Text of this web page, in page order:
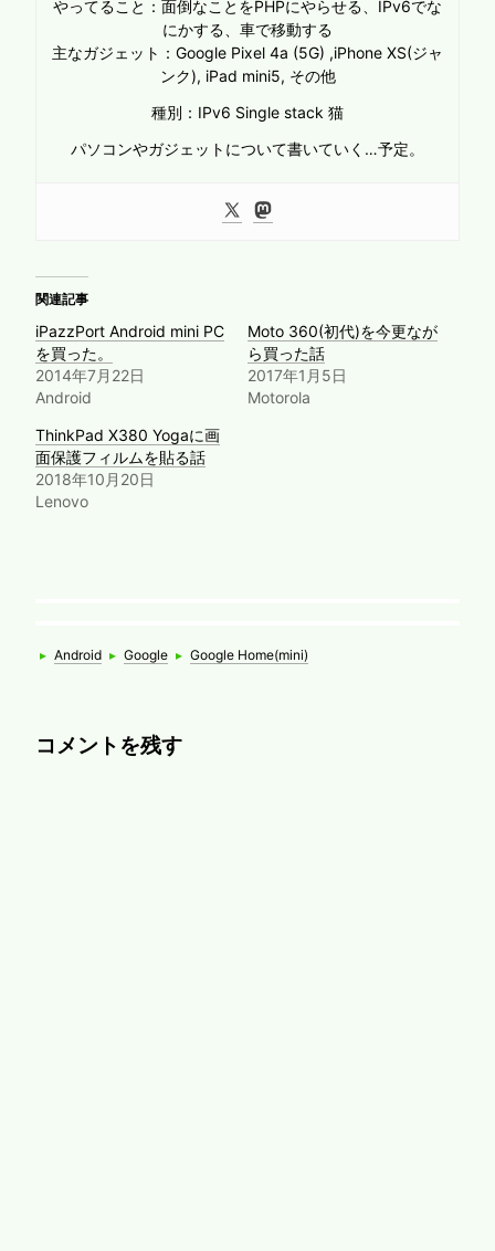
やってること：面倒なことをPHPにやらせる、IPv6でな
にかする、車で移動する
主なガジェット：Google Pixel 4a (5G) ,iPhone XS(ジャ
ンク), iPad mini5, その他
種別：IPv6 Single stack 猫
パソコンやガジェットについて書いていく…予定。
関連記事
iPazzPort Android mini PC
を買った。
2014年7月22日
Android
Moto 360(初代)を今更なが
ら買った話
2017年1月5日
Motorola
ThinkPad X380 Yogaに画
面保護フィルムを貼る話
2018年10月20日
Lenovo
Categories
▸ Android ▸ Google Tags
▸ Google Home(mini)
コメントを残す